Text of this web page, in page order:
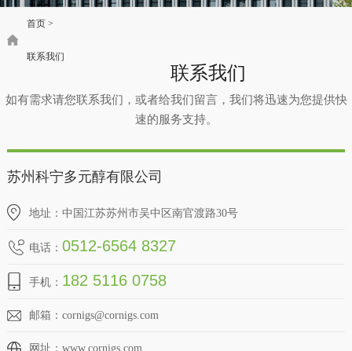
首页>
联系我们
联系我们
如有需求请您联系我们，或者给我们留言，我们将迅速为您提供快
速的服务支持。
苏州科宁多元醇有限公司
地址：中国江苏苏州市吴中区南官渡路30号
电话： 0512-6564 8327
手机： 182 5116 0758
邮箱： cornigs@cornigs.com
网址： www.cornigs.com